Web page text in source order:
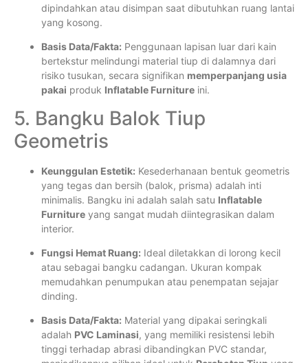
dipindahkan atau disimpan saat dibutuhkan ruang lantai
yang kosong.
Basis Data/Fakta: Penggunaan lapisan luar dari kain
bertekstur melindungi material tiup di dalamnya dari
risiko tusukan, secara signifikan memperpanjang usia
pakai produk Inflatable Furniture ini.
5. Bangku Balok Tiup
Geometris
Keunggulan Estetik: Kesederhanaan bentuk geometris
yang tegas dan bersih (balok, prisma) adalah inti
minimalis. Bangku ini adalah salah satu Inflatable
Furniture yang sangat mudah diintegrasikan dalam
interior.
Fungsi Hemat Ruang: Ideal diletakkan di lorong kecil
atau sebagai bangku cadangan. Ukuran kompak
memudahkan penumpukan atau penempatan sejajar
dinding.
Basis Data/Fakta: Material yang dipakai seringkali
adalah PVC Laminasi, yang memiliki resistensi lebih
tinggi terhadap abrasi dibandingkan PVC standar,